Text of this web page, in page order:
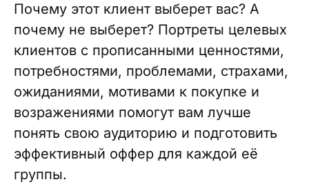
Почему этот клиент выберет вас? А
почему не выберет? Портреты целевых
клиентов с прописанными ценностями,
потребностями, проблемами, страхами,
ожиданиями, мотивами к покупке и
возражениями помогут вам лучше
понять свою аудиторию и подготовить
эффективный оффер для каждой её
группы.